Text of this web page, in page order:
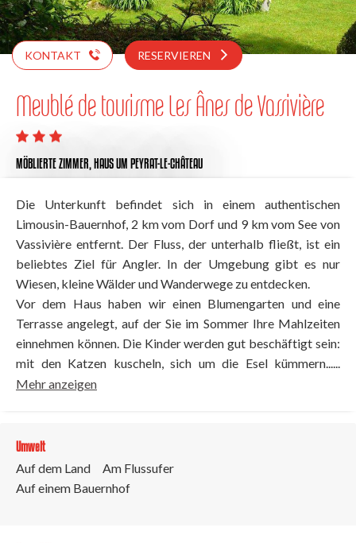
KONTAKT RESERVIEREN
Meublé de tourisme Les Ânes de Vassivière
MÖBLIERTE ZIMMER, HAUSUM PEYRAT-LE-CHÂTEAU
Die Unterkunft befindet sich in einem authentischen
Limousin-Bauernhof, 2 km vom Dorf und 9 km vom See von
Vassivière entfernt. Der Fluss, der unterhalb fließt, ist ein
beliebtes Ziel für Angler. In der Umgebung gibt es nur
Wiesen, kleine Wälder und Wanderwege zu entdecken.
Vor dem Haus haben wir einen Blumengarten und eine
Terrasse angelegt, auf der Sie im Sommer Ihre Mahlzeiten
einnehmen können. Die Kinder werden gut beschäftigt sein:
mit den Katzen kuscheln, sich um die Esel kümmern......
Mehr anzeigen
Umwelt
Auf dem Land
Am Flussufer
Auf einem Bauernhof